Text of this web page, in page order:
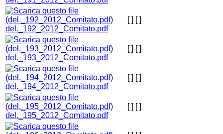
del._192_2012_Comitato.pdf
[ ] [ ]
del._193_2012_Comitato.pdf
[ ] [ ]
del._194_2012_Comitato.pdf
[ ] [ ]
del._195_2012_Comitato.pdf
[ ] [ ]